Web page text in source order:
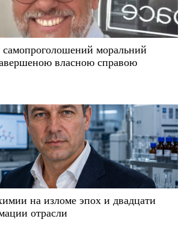
моральний
власною справою
на изломе эпох и двадцати
отрасли